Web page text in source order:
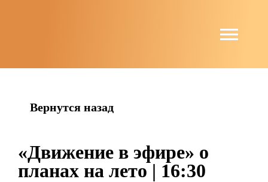
Вернутся назад
«Движение в эфире» о
планах на лето | 16:30